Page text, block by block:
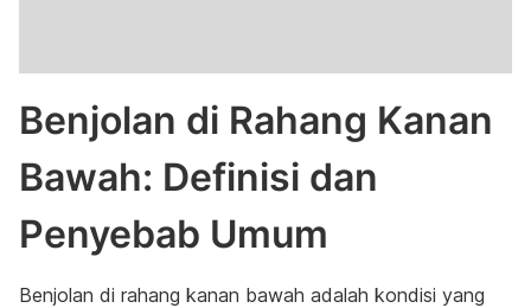
Benjolan di Rahang Kanan
Bawah: Definisi dan
Penyebab Umum
Benjolan di rahang kanan bawah adalah kondisi yang